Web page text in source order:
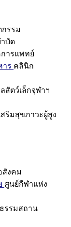
รรม
บัด
ารแพทย์
าร คลินิก
สัตว์เล็กจุฬาฯ
สริมสุขภาวะผู้สูง
สังคม
ศูนย์กีฬาแห่ง
ธรรมสถาน